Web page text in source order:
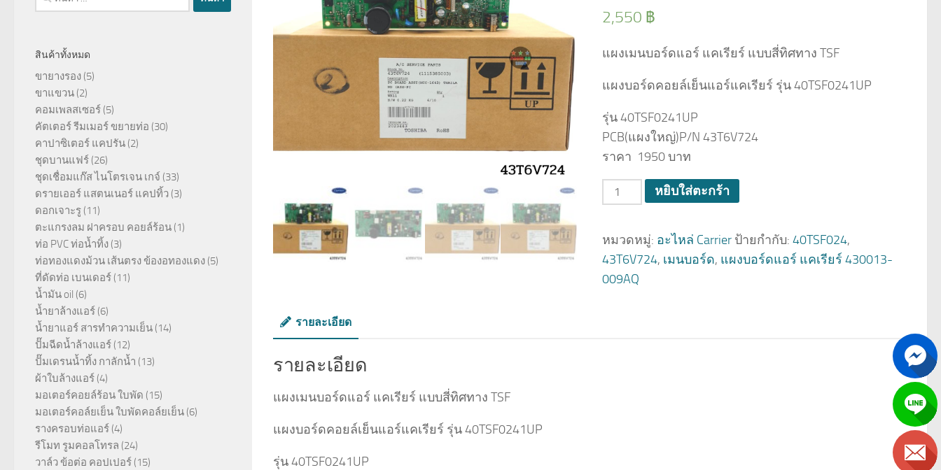
2,550 ฿
แผงเมนบอร์ดแอร์ แคเรียร์ แบบสี่ทิศทาง TSF
แผงบอร์ดคอยล์เย็นแอร์แคเรียร์ รุ่น 40TSF0241UP
รุ่น 40TSF0241UP
PCB(แผงใหญ่)P/N 43T6V724
ราคา 1950 บาท
จำนวน หยิบใส่ตะกร้า
หมวดหมู่: อะไหล่ Carrier ป้ายกำกับ:40TSF024,
43T6V724, เมนบอร์ด, แผงบอร์ดแอร์ แคเรียร์ 430013-
009AQ
รายละเอียด
รายละเอียด
แผงเมนบอร์ดแอร์ แคเรียร์ แบบสี่ทิศทาง TSF
แผงบอร์ดคอยล์เย็นแอร์แคเรียร์ รุ่น 40TSF0241UP
รุ่น 40TSF0241UP
สำหรับ:
สินค้าทั้งหมด
ขายางรอง (5)
ขาแขวน (2)
คอมเพลสเซอร์ (5)
คัตเตอร์ รีมเมอร์ ขยายท่อ (30)
คาปาซิเตอร์ แคปรัน (2)
ชุดบานแฟร์ (26)
ชุดเชื่อมแก๊ส ไนโตรเจน เกจ์ (33)
ดรายเออร์ แสตนเนอร์ แคปทิ้ว (3)
ดอกเจาะรู (11)
ตะแกรงลม ฝาครอบ คอยล์ร้อน (1)
ท่อ PVC ท่อน้ำทิ้ง (3)
ท่อทองแดงม้วน เส้นตรง ข้องอทองแดง (5)
ที่ดัดท่อ เบนเดอร์ (11)
น้ำมัน oil (6)
น้ำยาล้างแอร์ (6)
น้ำยาแอร์ สารทำความเย็น (14)
ปั๊มฉีดน้ำล้างแอร์ (12)
ปั๊มเดรนน้ำทิ้ง กาลักน้ำ (13)
ผ้าใบล้างแอร์ (4)
มอเตอร์คอยล์ร้อน ใบพัด (15)
มอเตอร์คอล์ยเย็น ใบพัดคอล์ยเย็น (6)
รางครอบท่อแอร์ (4)
รีโมท รูมคอลโทรล (24)
วาล์ว ข้อต่อ คอปเปอร์ (15)